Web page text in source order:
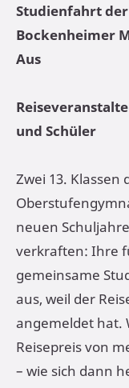
Studienfahrt der
Bockenheimer
Aus
und Schüler
Zwei 13. Klassen
neuen
verkraften: Ihre
gemeinsame
aus, weil der
angemeldet hat.
Reisepreis von
– wie sich dann